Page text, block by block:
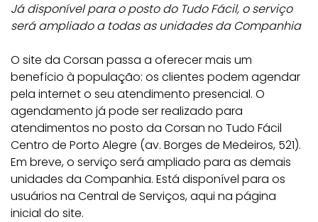
Já disponível para o posto do Tudo Fácil, o serviço
será ampliado a todas as unidades da Companhia
O site da Corsan passa a oferecer mais um
benefício à população: os clientes podem agendar
pela internet o seu atendimento presencial. O
agendamento já pode ser realizado para
atendimentos no posto da Corsan no Tudo Fácil
Centro de Porto Alegre (av. Borges de Medeiros, 521).
Em breve, o serviço será ampliado para as demais
unidades da Companhia. Está disponível para os
usuários na Central de Serviços, aqui na página
inicial do site.